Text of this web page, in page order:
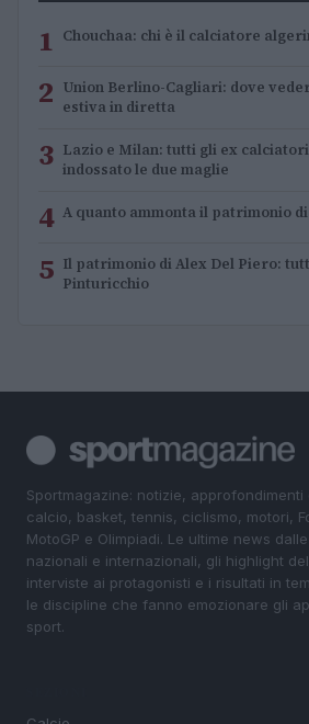
1 Chouchaa: chi è il calciatore
2 Union Berlino-Cagliari: dove
estiva in diretta
3 Lazio e Milan: tutti gli ex
indossato le due maglie
4 A quanto ammonta il patrimonio
5 Il patrimonio di Alex Del Piero:
Pinturicchio
Sportmagazine: notizie,
calcio, basket, tennis, ciclismo, motori,
MotoGP e Olimpiadi. Le ultime news
nazionali e internazionali, gli highlight
interviste ai protagonisti e i risultati in
le discipline che fanno emozionare gli
sport.